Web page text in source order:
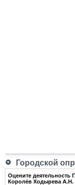
Городской
Оцените деятельность
Королёв Ходырева А.Н.